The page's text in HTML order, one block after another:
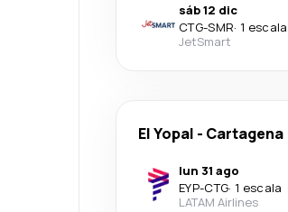
sáb 12 dic
CTG-SMR· 1 escala
JetSmart
El Yopal - Cartagena
lun 31 ago
EYP-CTG· 1 escala
LATAM Airlines